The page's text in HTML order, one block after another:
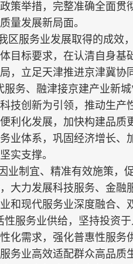
策举措，完整准确全面贯
量发展新局面。
区服务业发展取得的成效
目标要求，在认清自身
，立足天津推进京津冀协
服务、融津接京建产业新
技创新为引领，推动生
利化发展，加快构建品
业体系，巩固经济增长、
实支撑。
业制宜、精准有效施策，
大力发展科技服务、金
和现代服务业深度融合
性服务业供给，坚持投资
化需求，强化普惠性服
务业高效适配群众高品质